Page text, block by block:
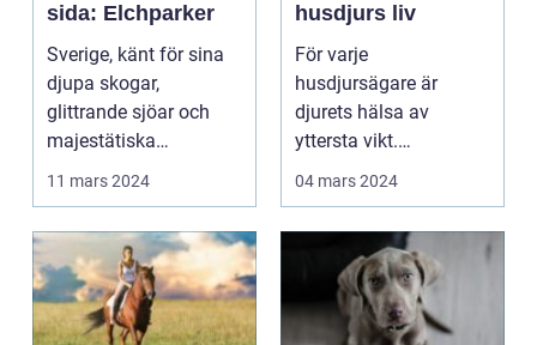
sida: Elchparker
Sverige, känt för sina
djupa skogar,
glittrande sjöar och
majestätiska
vildmark,...
11 mars 2024
husdjurs liv
För varje
husdjursägare är
djurets hälsa av
yttersta vikt.
Djursjukvård ha...
04 mars 2024